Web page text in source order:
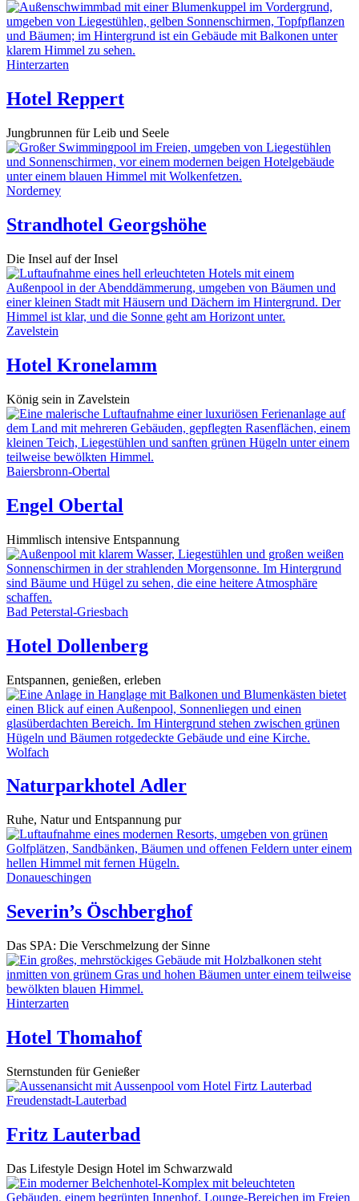
Hinterzarten
Hotel Reppert
Jungbrunnen für Leib und Seele
Norderney
Strandhotel Georgshöhe
Die Insel auf der Insel
Zavelstein
Hotel Kronelamm
König sein in Zavelstein
Baiersbronn-Obertal
Engel Obertal
Himmlisch intensive Entspannung
Bad Peterstal-Griesbach
Hotel Dollenberg
Entspannen, genießen, erleben
Wolfach
Naturparkhotel Adler
Ruhe, Natur und Entspannung pur
Donaueschingen
Severin’s Öschberghof
Das SPA: Die Verschmelzung der Sinne
Hinterzarten
Hotel Thomahof
Sternstunden für Genießer
Freudenstadt-Lauterbad
Fritz Lauterbad
Das Lifestyle Design Hotel im Schwarzwald